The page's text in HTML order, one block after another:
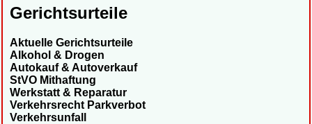
Gerichtsurteile
Aktuelle Gerichtsurteile
Alkohol & Drogen
Autokauf & Autoverkauf
StVO Mithaftung
Werkstatt & Reparatur
Verkehrsrecht Parkverbot
Verkehrsunfall